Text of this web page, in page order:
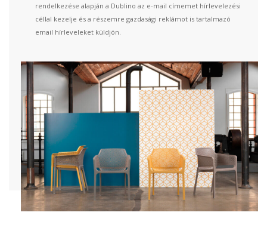
rendelkezése alapján a Dublino az e-mail címemet hírlevelezési
céllal kezelje és a részemre gazdasági reklámot is tartalmazó
email hírleveleket küldjön.